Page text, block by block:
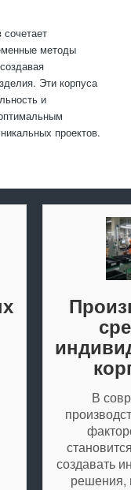
методы
Эти корпуса
и
проектов.
В
создавать
решения,